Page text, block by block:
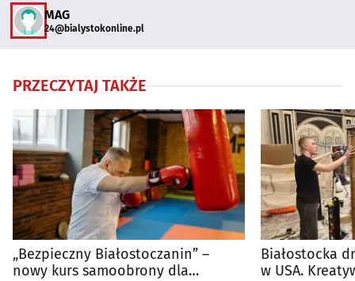
MAG
24@bialystokonline.pl
PRZECZYTAJ TAKŻE
„Bezpieczny Białostoczanin” –
nowy kurs samoobrony dla
Białostocka
w USA.